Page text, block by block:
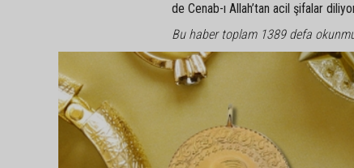
de Cenab-ı Allah’tan acil şifalar
Bu haber toplam 1389 defa